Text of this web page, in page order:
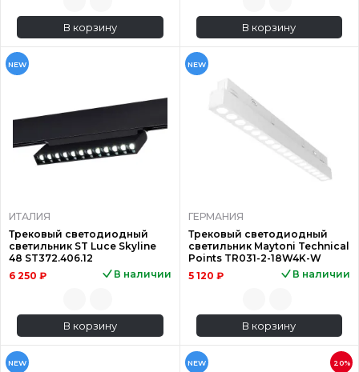
В корзину В корзину
NEW
ИТАЛИЯ
Трековый светодиодный
светильник ST Luce Skyline
48 ST372.406.12
6 250 ₽
В наличии
В корзину
NEW
ГЕРМАНИЯ
Трековый светодиодный
светильник Maytoni Technical
Points TR031-2-18W4K-W
5 120 ₽
В наличии
В корзину
NEW NEW 20%